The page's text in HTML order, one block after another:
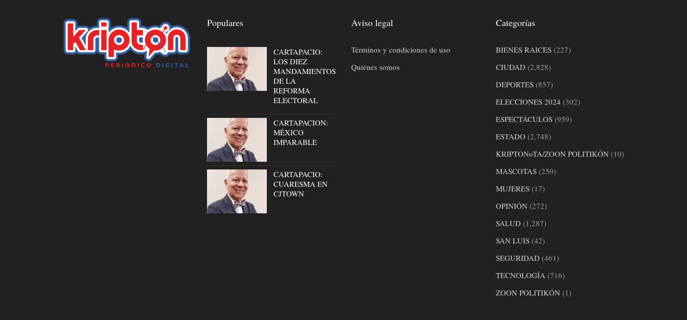
Populares
CARTAPACIO:
LOS DIEZ
MANDAMIENTOS
DE LA
REFORMA
ELECTORAL
CARTAPACION:
MÉXICO
IMPARABLE
CARTAPACIO:
CUARESMA EN
CJTOWN
Aviso legal
Términos y condiciones de uso
Quiénes somos
Categorías
BIENES RAICES(227)
CIUDAD(2,828)
DEPORTES(857)
ELECCIONES 2024 (302)
ESPECTÁCULOS(959)
ESTADO(2,748)
KRIPTONoTA/ZOON POLITIKÓN(10)
MASCOTAS(250)
MUJERES(17)
OPINIÓN(272)
SALUD(1,287)
SAN LUIS(42)
SEGURIDAD(461)
TECNOLOGÍA(716)
ZOON POLITIKÓN(1)